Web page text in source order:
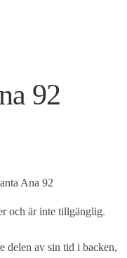
92
Ana 92
och är inte tillgänglig.
delen av sin tid i backen,